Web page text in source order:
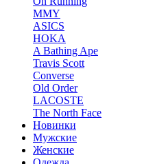
MMY
ASICS
HOKA
A Bathing Ape
Travis Scott
Converse
Old Order
LACOSTE
The North Face
Новинки
Мужские
Женские